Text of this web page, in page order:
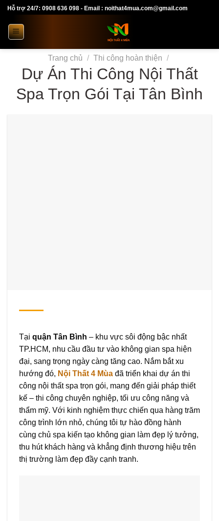
Skip
content
Hỗ trợ 24/7: 0908 636 098 - Email : noithat4mua.com@gmail.com
Trang chủ / Thi công hoàn thiện /
Dự Án Thi Công Nội Thất
Spa Trọn Gói Tại Tân Bình
Tại quận Tân Bình – khu vực sôi động bậc nhất
TP.HCM, nhu cầu đầu tư vào không gian spa hiện
đại, sang trọng ngày càng tăng cao. Nắm bắt xu
hướng đó, Nội Thất 4 Mùa đã triển khai dự án thi
công nội thất spa trọn gói, mang đến giải pháp thiết
kế – thi công chuyên nghiệp, tối ưu công năng và
thẩm mỹ. Với kinh nghiệm thực chiến qua hàng trăm
công trình lớn nhỏ, chúng tôi tự hào đồng hành
cùng chủ spa kiến tạo không gian làm đẹp lý tưởng,
thu hút khách hàng và khẳng định thương hiệu trên
thị trường làm đẹp đầy cạnh tranh.